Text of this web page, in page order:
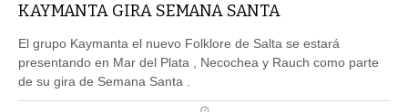
KAYMANTA GIRA SEMANA SANTA
El grupo Kaymanta el nuevo Folklore de Salta se estará
presentando en Mar del Plata , Necochea y Rauch como parte
de su gira de Semana Santa .